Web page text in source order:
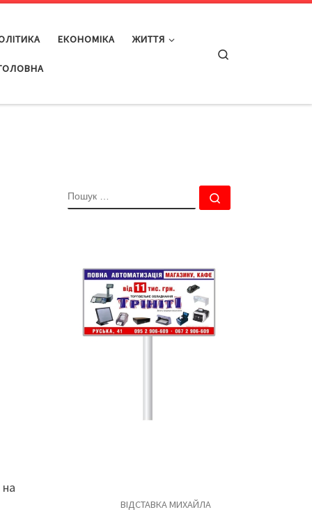
ЕКОНОМІКА ЖИТТЯ
ПОШУК
ВІДСТАВКА МИХАЙЛА